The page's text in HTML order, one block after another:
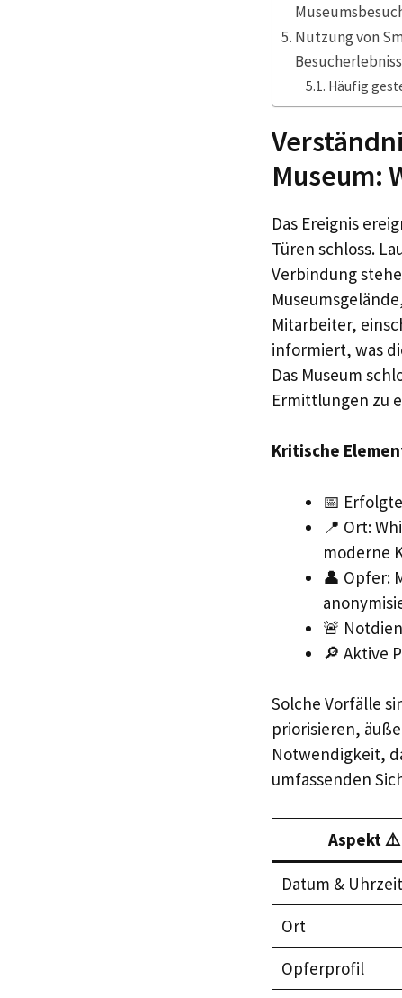
Nutzung von
Häufig
Museum:
Das Ereignis
Türen schloss.
Verbindung
Mitarbeiter,
informiert, was
Das Museum
Ermittlungen zu
Kritische
📅
📍 Ort:
moderne
👤 Opfer:
🚨
🔎 Aktive
Solche Vorfälle
priorisieren,
Notwendigkeit,
umfassenden
Aspekt ⚠️
Datum & Uhrzeit
Ort
Opferprofil